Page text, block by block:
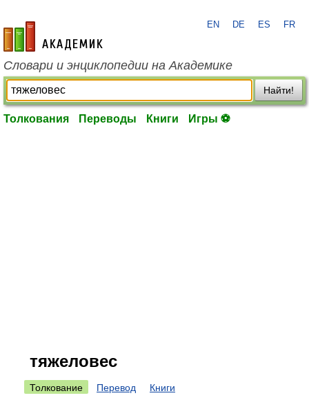
academic.ru
EN DE ES FR
Словари и энциклопедии на Академике
Найти!
Толкования Переводы Книги Игры ⚽
тяжеловес
Толкование Перевод Книги